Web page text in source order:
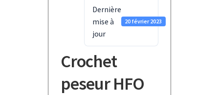
Dernière
mise à
jour
20 février 2023
Crochet
peseur HFO